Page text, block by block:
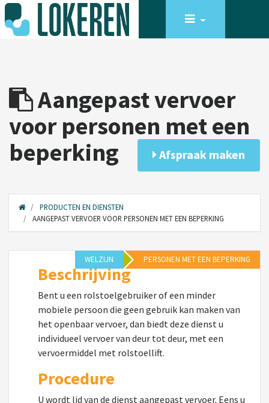
Aangepast vervoer
voor personen met een
beperking
Afspraak maken
PRODUCTEN EN DIENSTEN
AANGEPAST VERVOER VOOR PERSONEN MET EEN BEPERKING
WELZIJN PERSONEN MET EEN BEPERKING
Beschrijving
Bent u een rolstoelgebruiker of een minder
mobiele persoon die geen gebruik kan maken van
het openbaar vervoer, dan biedt deze dienst u
individueel vervoer van deur tot deur, met een
vervoermiddel met rolstoellift.
Procedure
U wordt lid van de dienst aangepast vervoer. Eens u